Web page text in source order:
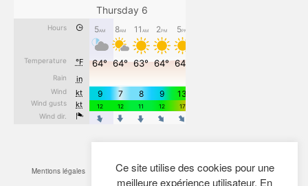
Mentions légales Cookies Confidentialité Plan du site
Contact
Ce site utilise des cookies pour une
meilleure expérience utilisateur. En